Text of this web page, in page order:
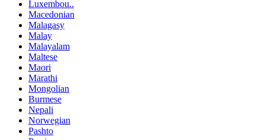
Luxembou..
Macedonian
Malagasy
Malay
Malayalam
Maltese
Maori
Marathi
Mongolian
Burmese
Nepali
Norwegian
Pashto